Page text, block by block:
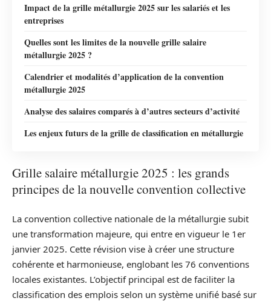
Impact de la grille métallurgie 2025 sur les salariés et les
entreprises
Quelles sont les limites de la nouvelle grille salaire
métallurgie 2025 ?
Calendrier et modalités d’application de la convention
métallurgie 2025
Analyse des salaires comparés à d’autres secteurs d’activité
Les enjeux futurs de la grille de classification en métallurgie
Grille salaire métallurgie 2025 : les grands
principes de la nouvelle convention collective
La convention collective nationale de la métallurgie subit
une transformation majeure, qui entre en vigueur le 1er
janvier 2025. Cette révision vise à créer une structure
cohérente et harmonieuse, englobant les 76 conventions
locales existantes. L’objectif principal est de faciliter la
classification des emplois selon un système unifié basé sur